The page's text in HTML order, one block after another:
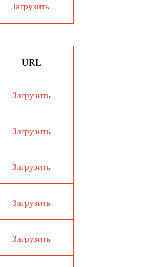
Загрузить
URL
Загрузить
Загрузить
Загрузить
Загрузить
Загрузить